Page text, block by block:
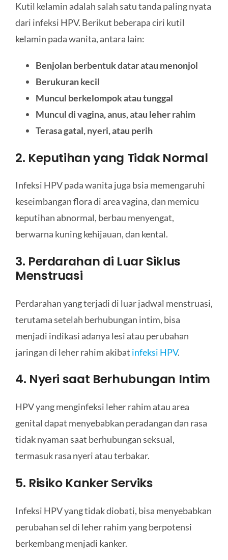
Kutil kelamin adalah salah satu tanda paling nyata
dari infeksi HPV. Berikut beberapa ciri kutil
kelamin pada wanita, antara lain:
Benjolan berbentuk datar atau menonjol
Berukuran kecil
Muncul berkelompok atau tunggal
Muncul di vagina, anus, atau leher rahim
Terasa gatal, nyeri, atau perih
2. Keputihan yang Tidak Normal
Infeksi HPV pada wanita juga bsia memengaruhi
keseimbangan flora di area vagina, dan memicu
keputihan abnormal, berbau menyengat,
berwarna kuning kehijauan, dan kental.
3. Perdarahan di Luar Siklus
Menstruasi
Perdarahan yang terjadi di luar jadwal menstruasi,
terutama setelah berhubungan intim, bisa
menjadi indikasi adanya lesi atau perubahan
jaringan di leher rahim akibat infeksi HPV.
4. Nyeri saat Berhubungan Intim
HPV yang menginfeksi leher rahim atau area
genital dapat menyebabkan peradangan dan rasa
tidak nyaman saat berhubungan seksual,
termasuk rasa nyeri atau terbakar.
5. Risiko Kanker Serviks
Infeksi HPV yang tidak diobati, bisa menyebabkan
perubahan sel di leher rahim yang berpotensi
berkembang menjadi kanker.